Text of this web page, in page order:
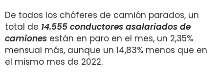
De todos los chóferes de camión parados, un
total de 14.555 conductores asalariados de
camiones están en paro en el mes, un 2,35%
mensual más, aunque un 14,83% menos que en
el mismo mes de 2022.